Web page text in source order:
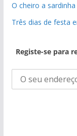
O cheiro a
Três dias de festa
Registe-se para